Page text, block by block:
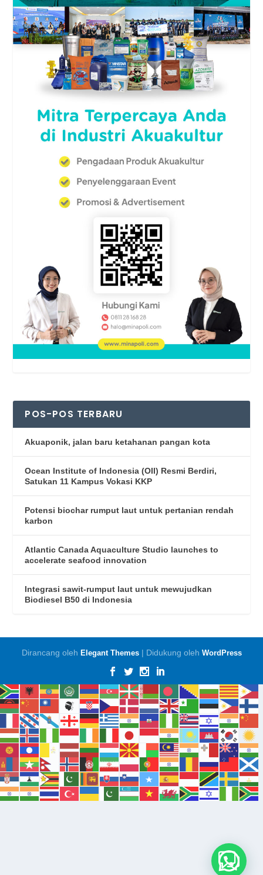
POS-POS TERBARU
Akuaponik, jalan baru ketahanan pangan kota
Ocean Institute of Indonesia (OII) Resmi Berdiri,
Satukan 11 Kampus Vokasi KKP
Potensi biochar rumput laut untuk pertanian rendah
karbon
Atlantic Canada Aquaculture Studio launches to
accelerate seafood innovation
Integrasi sawit-rumput laut untuk mewujudkan
Biodiesel B50 di Indonesia
Dirancang oleh Elegant Themes| Didukung oleh WordPress